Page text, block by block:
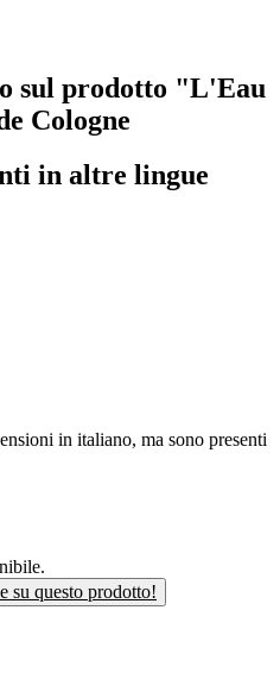
sul prodotto "L'Eau
Cologne
in altre lingue
in italiano, ma sono presenti
su questo prodotto!